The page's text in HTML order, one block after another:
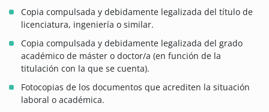
Copia compulsada y debidamente legalizada del título de
licenciatura, ingeniería o similar.
Copia compulsada y debidamente legalizada del grado
académico de máster o doctor/a (en función de la
titulación con la que se cuenta).
Fotocopias de los documentos que acrediten la situación
laboral o académica.